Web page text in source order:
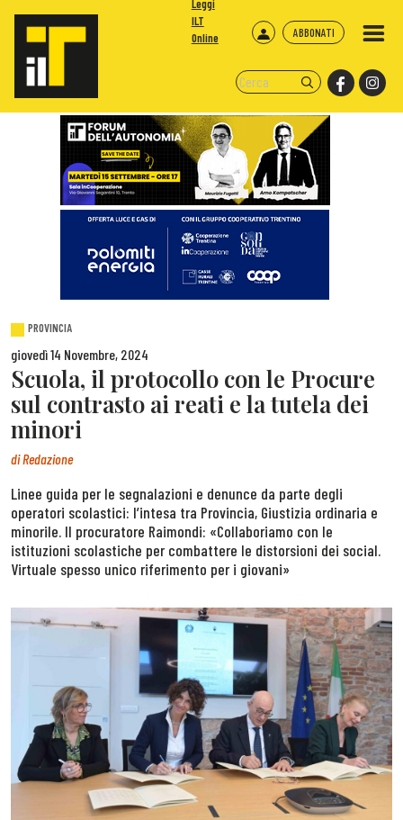
ABBONATI
Leggi
ILT
Online
PROVINCIA
giovedì 14 Novembre, 2024
Scuola, il protocollo con le Procure
sul contrasto ai reati e la tutela dei
minori
diRedazione
Linee guida per le segnalazioni e denunce da parte degli
operatori scolastici: l’intesa tra Provincia, Giustizia ordinaria e
minorile. Il procuratore Raimondi: «Collaboriamo con le
istituzioni scolastiche per combattere le distorsioni dei social.
Virtuale spesso unico riferimento per i giovani»